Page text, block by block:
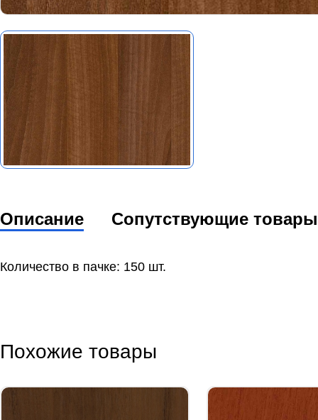
Описание Сопутствующие товары
Количество в пачке: 150 шт.
Похожие товары